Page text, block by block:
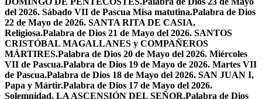
del 2026. Sábado VII de Pascua Misa matutina.Palabra de Dios
22 de Mayo de 2026. SANTA RITA DE CASIA,
Religiosa.Palabra de Dios 21 de Mayo del 2026. SANTOS
CRISTÓBAL MAGALLANES y COMPAÑEROS
MÁRTIRES.Palabra de Dios 20 de Mayo del 2026. Miércoles
VII de Pascua.Palabra de Dios 19 de Mayo de 2026. Martes VII
de Pascua.Palabra de Dios 18 de Mayo del 2026. SAN JUAN I,
Papa y Mártir.Palabra de Dios 17 de Mayo del 2026.
Solemnidad, LA ASCENSIÓN DEL SEÑOR.Palabra de Dios